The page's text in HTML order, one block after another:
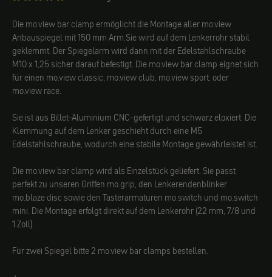
Die mo.view bar clamp ermöglicht die Montage aller mo.view
Anbauspiegel mit 150 mm Arm.Sie wird auf dem Lenkerrohr stabil
geklemmt. Der Spiegelarm wird dann mit der Edelstahlschraube
M10 x 1,25 sicher darauf befestigt. Die mo.view bar clamp eignet sich
für einen mo.view classic, mo.view club, mo.view sport, oder
mo.view race.
Sie ist aus Billet-Aluminium CNC-gefertigt und schwarz eloxiert. Die
Klemmung auf dem Lenker geschieht durch eine M5
Edelstahlschraube, wodurch eine stabile Montage gewährleistet ist.
Die mo.view bar clamp wird als Einzelstück geliefert. Sie passt
perfekt zu unseren Griffen mo.grip, den Lenkerendenblinker
mo.blaze disc sowie den Tasterarmaturen mo.switch und mo.switch
mini. Die Montage erfolgt direkt auf dem Lenkerohr (22 mm, 7/8 und
1 Zoll).
Für zwei Spiegel bitte 2 mo.view bar clamps bestellen.